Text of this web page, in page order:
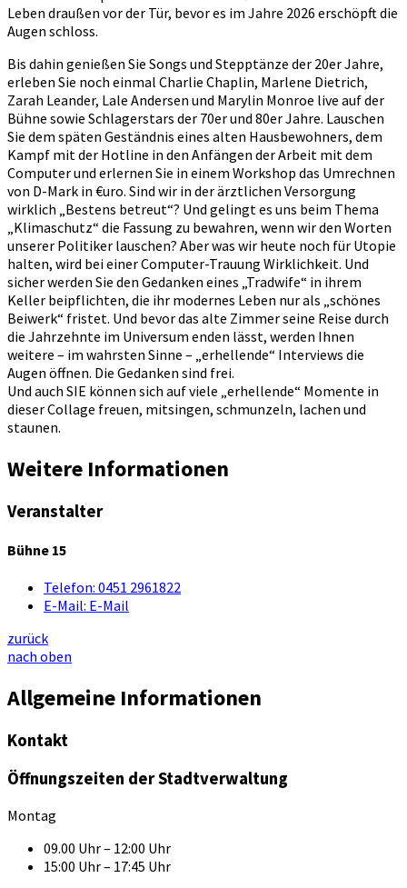
Leben draußen vor der Tür, bevor es im Jahre 2026 erschöpft die
Augen schloss.
Bis dahin genießen Sie Songs und Stepptänze der 20er Jahre,
erleben Sie noch einmal Charlie Chaplin, Marlene Dietrich,
Zarah Leander, Lale Andersen und Marylin Monroe live auf der
Bühne sowie Schlagerstars der 70er und 80er Jahre. Lauschen
Sie dem späten Geständnis eines alten Hausbewohners, dem
Kampf mit der Hotline in den Anfängen der Arbeit mit dem
Computer und erlernen Sie in einem Workshop das Umrechnen
von D-Mark in €uro. Sind wir in der ärztlichen Versorgung
wirklich „Bestens betreut“? Und gelingt es uns beim Thema
„Klimaschutz“ die Fassung zu bewahren, wenn wir den Worten
unserer Politiker lauschen? Aber was wir heute noch für Utopie
halten, wird bei einer Computer-Trauung Wirklichkeit. Und
sicher werden Sie den Gedanken eines „Tradwife“ in ihrem
Keller beipflichten, die ihr modernes Leben nur als „schönes
Beiwerk“ fristet. Und bevor das alte Zimmer seine Reise durch
die Jahrzehnte im Universum enden lässt, werden Ihnen
weitere – im wahrsten Sinne – „erhellende“ Interviews die
Augen öffnen. Die Gedanken sind frei.
Und auch SIE können sich auf viele „erhellende“ Momente in
dieser Collage freuen, mitsingen, schmunzeln, lachen und
staunen.
Weitere Informationen
Veranstalter
Bühne 15
Telefon: 0451 2961822
E-Mail: E-Mail
zurück
nach oben
Allgemeine Informationen
Kontakt
Öffnungszeiten der Stadtverwaltung
Montag
09.00 Uhr – 12:00 Uhr
15:00 Uhr – 17:45 Uhr